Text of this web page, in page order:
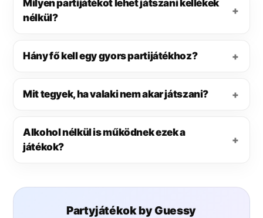
Milyen partijátékot lehet játszani kellékek
nélkül?
Hány fő kell egy gyors partijátékhoz?
Mit tegyek, ha valaki nem akar játszani?
Alkohol nélkül is működnek ezek a
játékok?
Partyjátékok by Guessy